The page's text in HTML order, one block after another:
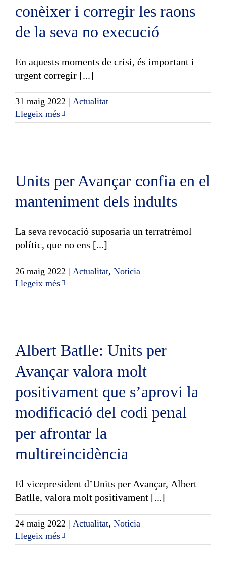
conèixer i corregir les raons
de la seva no execució
En aquests moments de crisi, és important i
urgent corregir [...]
31 maig 2022 | Actualitat
Llegeix més
Units per Avançar confia en el
manteniment dels indults
La seva revocació suposaria un terratrèmol
polític, que no ens [...]
26 maig 2022 | Actualitat, Notícia
Llegeix més
Albert Batlle: Units per
Avançar valora molt
positivament que s’aprovi la
modificació del codi penal
per afrontar la
multireincidència
El vicepresident d’Units per Avançar, Albert
Batlle, valora molt positivament [...]
24 maig 2022 | Actualitat, Notícia
Llegeix més